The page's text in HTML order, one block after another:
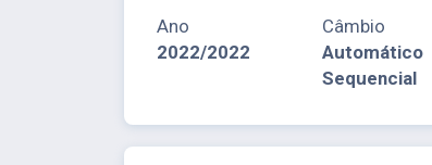
Ano
2022/2022
Câmbio
Automático
Sequencial